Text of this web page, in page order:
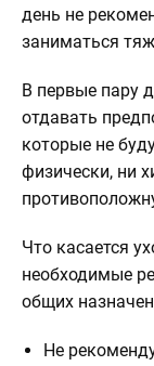
день не
заниматься
В первые пару
отдавать
которые не
физически, ни
Что касается
необходимые
общих
Не